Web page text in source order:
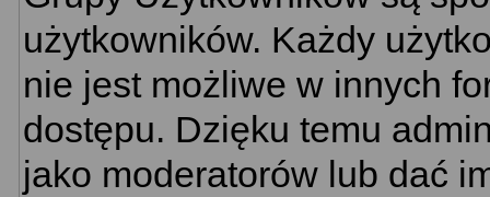
użytkowników. Każdy
nie jest możliwe w innych
dostępu. Dzięku temu
jako moderatorów lub dać